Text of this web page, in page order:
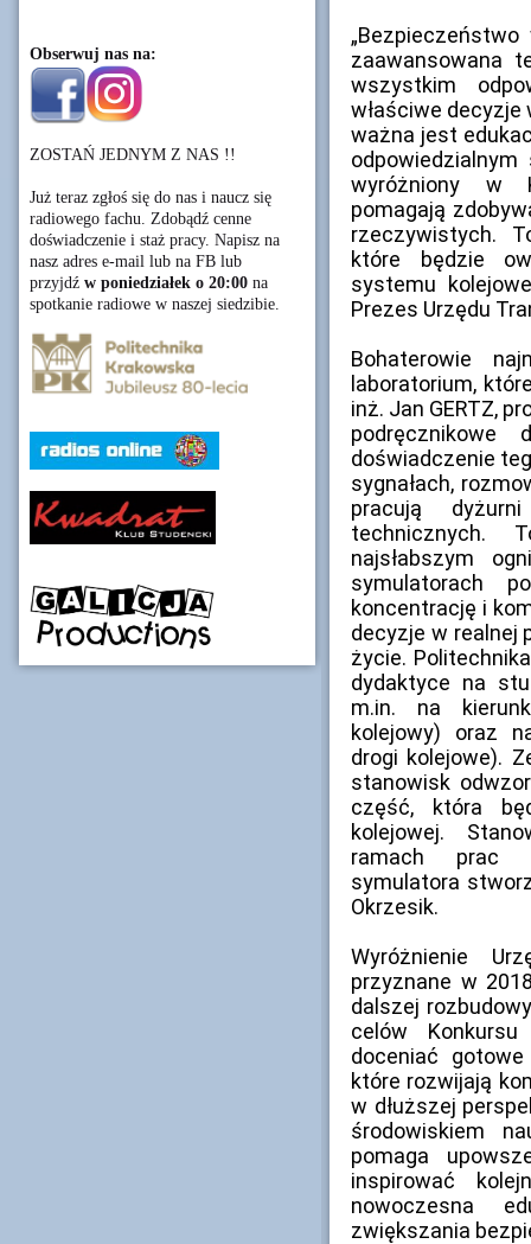
Obserwuj nas na:
ZOSTAŃ JEDNYM Z NAS !!
Już teraz zgłoś się do nas i naucz się
radiowego fachu. Zdobądź cenne
doświadczenie i staż pracy. Napisz na
nasz adres e-mail lub na FB lub
przyjdź w poniedziałek o 20:00 na
spotkanie radiowe w naszej siedzibie.
zaawansowana
wszystkim
właściwe
ważna jest
wyróżniony w
pomagają
rzeczywistych.
które będzie
systemu
Prezes Urzędu
Bohaterowie
laboratorium,
inż. Jan GERTZ,
doświadczenie
sygnałach,
pracują
technicznych.
najsłabszym
symulatorach
koncentrację i
decyzje w realnej
życie.
dydaktyce na
m.in. na
kolejowy) oraz
drogi kolejowe).
stanowisk
część, która
kolejowej.
ramach prac
symulatora
Okrzesik.
Wyróżnienie
przyznane w
dalszej
celów
doceniać
które rozwijają
w dłuższej
środowiskiem
pomaga
inspirować
nowoczesna
zwiększania